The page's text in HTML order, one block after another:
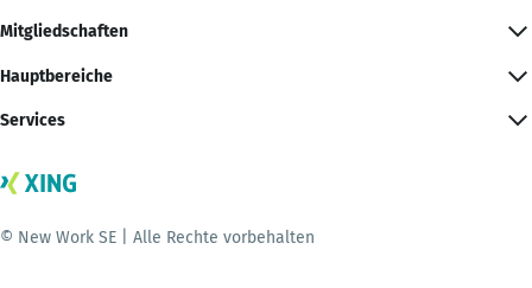
Mitgliedschaften
Hauptbereiche
Services
© New Work SE | Alle Rechte vorbehalten